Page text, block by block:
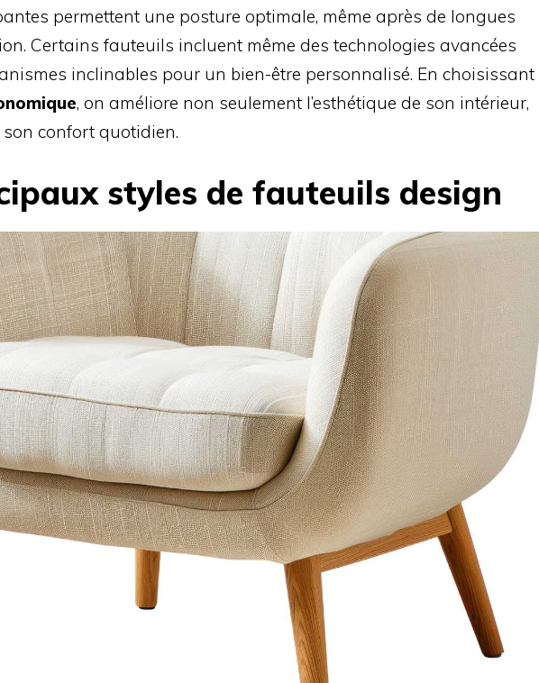
permettent une posture optimale, même après de longues
Certains fauteuils incluent même des technologies avancées
inclinables pour un bien-être personnalisé. En choisissant
, on améliore non seulement l’esthétique de son intérieur,
confort quotidien.
styles de fauteuils design